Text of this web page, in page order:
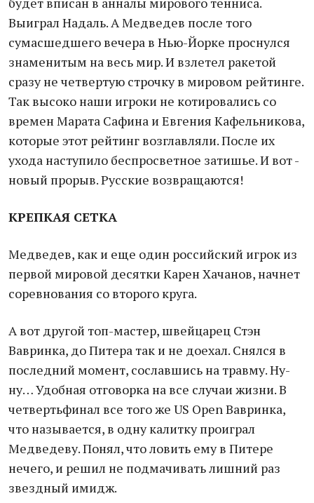
Выиграл Надаль. А Медведев после того
сумасшедшего вечера в Нью-Йорке проснулся
знаменитым на весь мир. И взлетел ракетой
сразу не четвертую строчку в мировом рейтинге.
Так высоко наши игроки не котировались со
времен Марата Сафина и Евгения Кафельникова,
которые этот рейтинг возглавляли. После их
ухода наступило беспросветное затишье. И вот -
новый прорыв. Русские возвращаются!
КРЕПКАЯ СЕТКА
Медведев, как и еще один российский игрок из
первой мировой десятки Карен Хачанов, начнет
соревнования со второго круга.
А вот другой топ-мастер, швейцарец Стэн
Вавринка, до Питера так и не доехал. Снялся в
последний момент, сославшись на травму. Ну-
ну… Удобная отговорка на все случаи жизни. В
четвертьфинал все того же US Oреn Вавринка,
что называется, в одну калитку проиграл
Медведеву. Понял, что ловить ему в Питере
нечего, и решил не подмачивать лишний раз
звездный имидж.